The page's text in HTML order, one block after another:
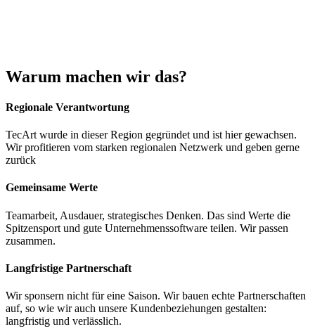
Warum machen wir das?
Regionale Verantwortung
TecArt wurde in dieser Region gegründet und ist hier gewachsen.
Wir profitieren vom starken regionalen Netzwerk und geben gerne
zurück
Gemeinsame Werte
Teamarbeit, Ausdauer, strategisches Denken. Das sind Werte die
Spitzensport und gute Unternehmenssoftware teilen. Wir passen
zusammen.
Langfristige Partnerschaft
Wir sponsern nicht für eine Saison. Wir bauen echte Partnerschaften
auf, so wie wir auch unsere Kundenbeziehungen gestalten:
langfristig und verlässlich.